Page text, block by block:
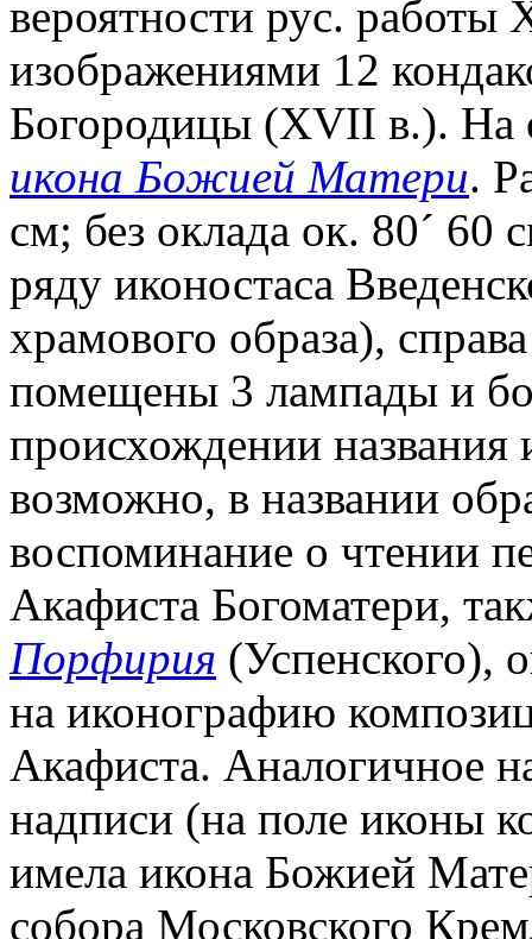
вероятности рус.
изображениями 12
Богородицы (XVII в.). На
икона Божией Матери.
см; без оклада ок. 80´ 60
ряду иконостаса
храмового образа),
помещены 3 лампады и
происхождении
возможно, в названии
воспоминание о чтении
Акафиста Богоматери,
Порфирия (Успенского),
на иконографию
Акафиста. Аналогичное
надписи (на поле иконы
имела икона Божией
собора Московского